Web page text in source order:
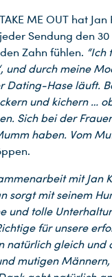
ME OUT hat
Sendung den
Zahn fühlen. “Ich
und durch meine
Dating-Hase läuft.
und kichern …
Sich bei der
haben. Vom
mit Jan
sorgt mit seinem
und tolle
für unsere
natürlich gleich und
mutigen Männern,